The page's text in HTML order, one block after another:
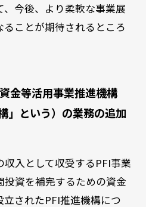
今後、より柔軟な事業展
ことが期待されるところ
金等活用事業推進機構
」という）の業務の追加
入として収受するPFI事業
投資を補完するための資金
されたPFI推進機構につ